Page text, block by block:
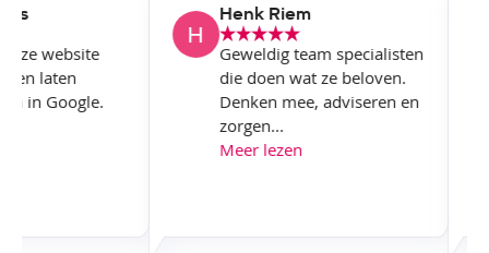
onze website
en laten
in Google.
Henk Riem
Geweldig team specialisten
die doen wat ze beloven.
Denken mee, adviseren en
zorgen...
Meer lezen